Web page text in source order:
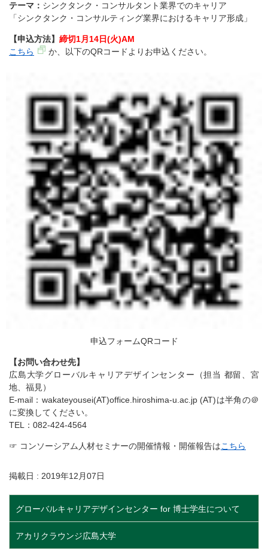
テーマ： シンクタンク・コンサルタント業界でのキャリア
「シンクタンク・コンサルティング業界におけるキャリア形成」
【申込方法】 締切1月14日(火)AM
こちら
か、以下のQRコードよりお申込ください。
申込フォームQRコード
【お問い合わせ先】
広島大学グローバルキャリアデザインセンター（担当 都留、宮
地、福見）
E-mail：wakateyousei(AT)office.hiroshima-u.ac.jp (AT)は半角の＠
に変換してください。
TEL：082-424-4564
☞ コンソーシアム人材セミナーの開催情報・開催報告はこちら
掲載日 : 2019年12月07日
グローバルキャリアデザインセンター for 博士学生について
アカリクラウンジ広島大学